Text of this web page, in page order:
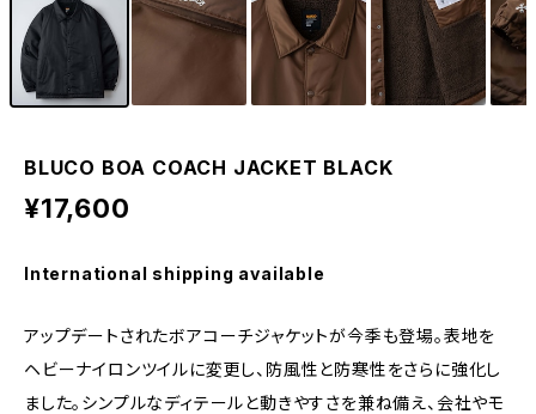
BLUCO BOA COACH JACKET BLACK
¥17,600
International shipping available
アップデートされたボアコーチジャケットが今季も登場。表地を
ヘビーナイロンツイルに変更し、防風性と防寒性をさらに強化し
ました。シンプルなディテールと動きやすさを兼ね備え、会社やモ